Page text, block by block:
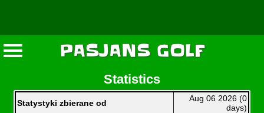
PASJANS GOLF
Statistics
Statystyki zbierane od
Aug 06 2026 (0
days)